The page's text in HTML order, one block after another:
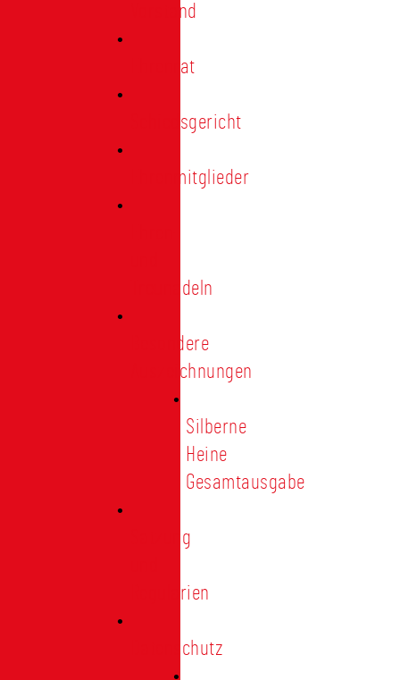
Vorstand
Ehrenrat
Schiedsgericht
Ehrenmitglieder
Treunadeln
Besondere
Auszeichnungen
Silberne
Heine
Gesamtausgabe
Satzung
Regularien
Datenschutz